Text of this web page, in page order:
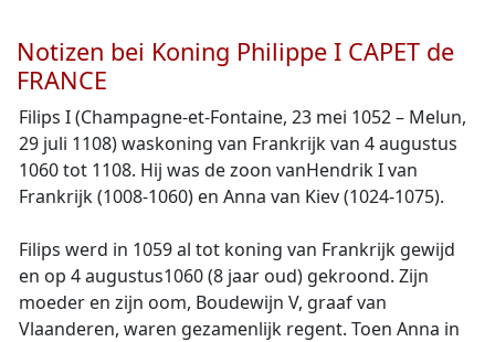
Notizen bei Koning Philippe I CAPET de
FRANCE
Filips I (Champagne-et-Fontaine, 23 mei 1052 – Melun,
29 juli 1108) waskoning van Frankrijk van 4 augustus
1060 tot 1108. Hij was de zoon vanHendrik I van
Frankrijk (1008-1060) en Anna van Kiev (1024-1075).
Filips werd in 1059 al tot koning van Frankrijk gewijd
en op 4 augustus1060 (8 jaar oud) gekroond. Zijn
moeder en zijn oom, Boudewijn V, graaf van
Vlaanderen, waren gezamenlijk regent. Toen Anna in